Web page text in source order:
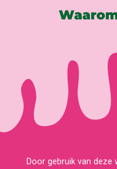
Door gebruik van